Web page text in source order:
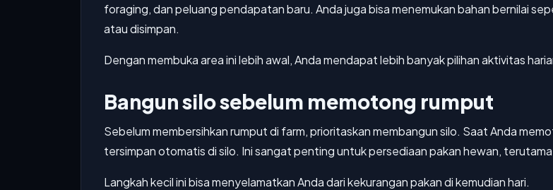
foraging, dan peluang pendapatan baru. Anda juga bisa menemukan bahan bernilai
atau disimpan.
Dengan membuka area ini lebih awal, Anda mendapat lebih banyak pilihan aktivitas
Bangun silo sebelum memotong rumput
Sebelum membersihkan rumput di farm, prioritaskan membangun silo. Saat Anda
tersimpan otomatis di silo. Ini sangat penting untuk persediaan pakan hewan,
Langkah kecil ini bisa menyelamatkan Anda dari kekurangan pakan di kemudian hari.